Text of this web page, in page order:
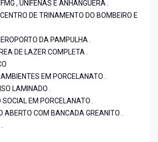
, UNIFENAS E ANHANGUERA .
DE TRINAMENTO DO BOMBEIRO E
DA PAMPULHA .
DE LAZER COMPLETA .
EM PORCELANATO .
LAMINADO .
SOCIAL EM PORCELANATO .
ABERTO COM BANCADA GREANITO .